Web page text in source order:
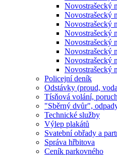
Novostrašecký
Novostrašecký
Novostrašecký
Novostrašecký
Novostrašecký
Novostrašecký
Novostrašecký
Novostrašecký
Policejní deník
Odstávky (proud,
Tísňová volání,
"Sběrný dvůr",
Technické služby
Výlep plakátů
Svatební obřady a
Správa hřbitova
Ceník parkovného